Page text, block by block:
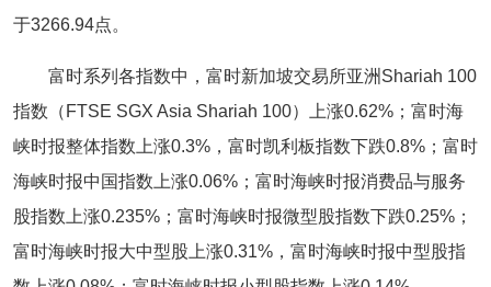
于3266.94点。
富时系列各指数中，富时新加坡交易所亚洲Shariah 100
指数（FTSE SGX Asia Shariah 100）上涨0.62%；富时海
峡时报整体指数上涨0.3%，富时凯利板指数下跌0.8%；富时
海峡时报中国指数上涨0.06%；富时海峡时报消费品与服务
股指数上涨0.235%；富时海峡时报微型股指数下跌0.25%；
富时海峡时报大中型股上涨0.31%，富时海峡时报中型股指